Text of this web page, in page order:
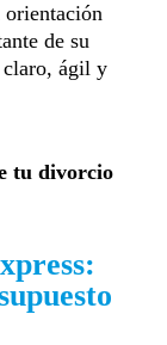
orientación
de su
claro, ágil y
tu divorcio